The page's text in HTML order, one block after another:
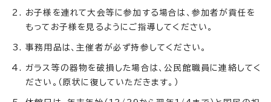
お子様を連れて大会等に参加する場合は、参加者が貢任を
もってお子様を見るようにご指導してください。
事務用品は、主催者が必ず持参してください。
ガラス等の器物を破損した場合は、公民館職員に連絡してく
ださい。（原状に復していただきます。）